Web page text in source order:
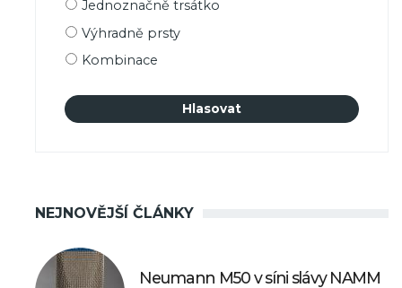
Jednoznačně trsátko
Výhradně prsty
Kombinace
NEJNOVĚJŠÍ ČLÁNKY
Neumann M50 v síni slávy NAMM